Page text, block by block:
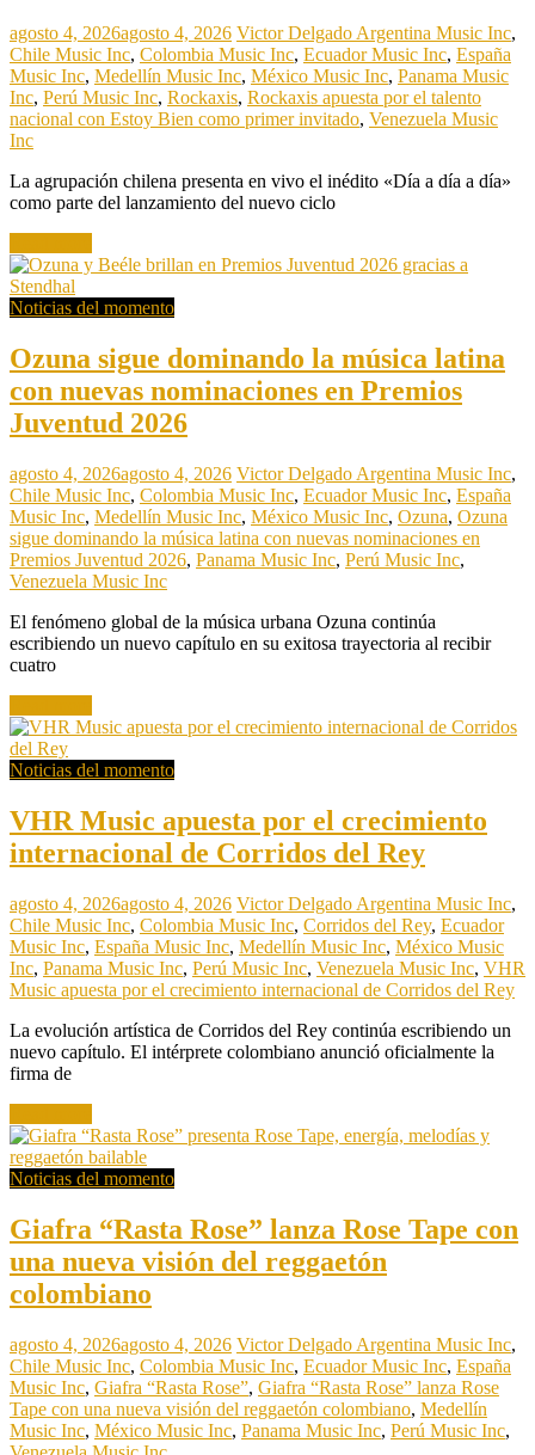
agosto 4, 2026agosto 4, 2026 Victor Delgado Argentina Music Inc,
Chile Music Inc, Colombia Music Inc, Ecuador Music Inc, España
Music Inc, Medellín Music Inc, México Music Inc, Panama Music
Inc, Perú Music Inc, Rockaxis, Rockaxis apuesta por el talento
nacional con Estoy Bien como primer invitado, Venezuela Music
Inc
La agrupación chilena presenta en vivo el inédito «Día a día a día»
como parte del lanzamiento del nuevo ciclo
Noticias del momento
Ozuna sigue dominando la música latina
con nuevas nominaciones en Premios
Juventud 2026
agosto 4, 2026agosto 4, 2026 Victor Delgado Argentina Music Inc,
Chile Music Inc, Colombia Music Inc, Ecuador Music Inc, España
Music Inc, Medellín Music Inc, México Music Inc, Ozuna, Ozuna
sigue dominando la música latina con nuevas nominaciones en
Premios Juventud 2026, Panama Music Inc, Perú Music Inc,
Venezuela Music Inc
El fenómeno global de la música urbana Ozuna continúa
escribiendo un nuevo capítulo en su exitosa trayectoria al recibir
cuatro
Noticias del momento
VHR Music apuesta por el crecimiento
internacional de Corridos del Rey
agosto 4, 2026agosto 4, 2026 Victor Delgado Argentina Music Inc,
Chile Music Inc, Colombia Music Inc, Corridos del Rey, Ecuador
Music Inc, España Music Inc, Medellín Music Inc, México Music
Inc, Panama Music Inc, Perú Music Inc, Venezuela Music Inc, VHR
Music apuesta por el crecimiento internacional de Corridos del Rey
La evolución artística de Corridos del Rey continúa escribiendo un
nuevo capítulo. El intérprete colombiano anunció oficialmente la
firma de
Noticias del momento
Giafra “Rasta Rose” lanza Rose Tape con
una nueva visión del reggaetón
colombiano
agosto 4, 2026agosto 4, 2026 Victor Delgado Argentina Music Inc,
Chile Music Inc, Colombia Music Inc, Ecuador Music Inc, España
Music Inc, Giafra “Rasta Rose”, Giafra “Rasta Rose” lanza Rose
Tape con una nueva visión del reggaetón colombiano, Medellín
Music Inc, México Music Inc, Panama Music Inc, Perú Music Inc,